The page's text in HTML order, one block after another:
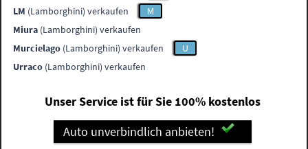
LM (Lamborghini) verkaufen
M
Miura (Lamborghini) verkaufen
Murcielago (Lamborghini) verkaufen
U
Urraco (Lamborghini) verkaufen
Unser Service ist für Sie 100% kostenlos
Auto unverbindlich anbieten!